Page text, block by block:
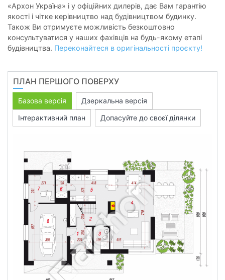
«Архон Україна» і у офіційних дилерів, дає Вам гарантію
якості і чітке керівництво над будівництвом будинку.
Також Ви отримуєте можливість безкоштовно
консультуватися у наших фахівців на будь-якому етапі
будівництва. Переконайтеся в оригінальності проєкту!
ПЛАН ПЕРШОГО ПОВЕРХУ
Базова версія
Дзеркальна версія
Інтерактивний план
Допасуйте до своєї ділянки